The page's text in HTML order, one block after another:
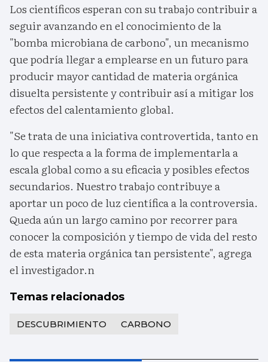
Los científicos esperan con su trabajo contribuir a
seguir avanzando en el conocimiento de la
"bomba microbiana de carbono", un mecanismo
que podría llegar a emplearse en un futuro para
producir mayor cantidad de materia orgánica
disuelta persistente y contribuir así a mitigar los
efectos del calentamiento global.
"Se trata de una iniciativa controvertida, tanto en
lo que respecta a la forma de implementarla a
escala global como a su eficacia y posibles efectos
secundarios. Nuestro trabajo contribuye a
aportar un poco de luz científica a la controversia.
Queda aún un largo camino por recorrer para
conocer la composición y tiempo de vida del resto
de esta materia orgánica tan persistente", agrega
el investigador.n
Temas relacionados
DESCUBRIMIENTO CARBONO